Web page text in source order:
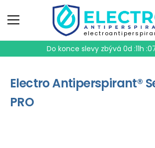
Do konce slevy zbývá 0d :11h
Electro Antiperspirant®
PRO